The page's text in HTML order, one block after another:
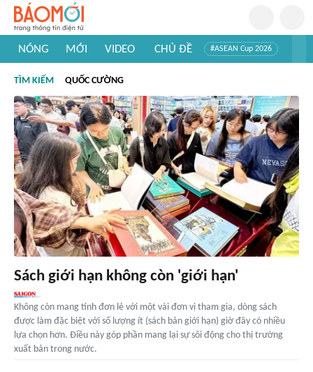
NÓNG MỚI VIDEO CHỦ ĐỀ #ASEAN Cup 2026
#Khám phá thế giới
TÌM KIẾM QUỐC CƯỜNG
Sách giới hạn không còn 'giới hạn'
Không còn mang tính đơn lẻ với một vài đơn vị tham gia, dòng sách
được làm đặc biệt với số lượng ít (sách bản giới hạn) giờ đây có nhiều
lựa chọn hơn. Điều này góp phần mang lại sự sôi động cho thị trường
xuất bản trong nước.